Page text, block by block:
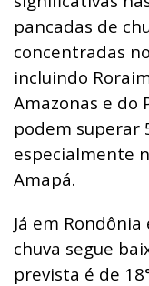
pancadas de
concentradas
incluindo
Amazonas e do
podem superar
especialmente
Amapá.
Já em
chuva segue
prevista é de